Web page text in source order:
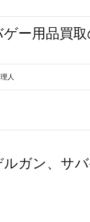
ー用品買
人
ガン、サ